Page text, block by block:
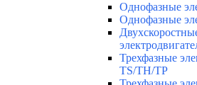
Однофазные
Однофазные
Трехфазные
TS/TH/TP